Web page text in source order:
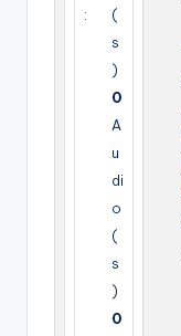
:
(
s
)
0
A
u
di
o
(
s
)
0